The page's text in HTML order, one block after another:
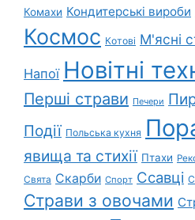
Комахи Кондитерські вироби
Космос Котові М'ясні
Напої Новітні
Перші страви Печери
Події Польська кухня
явища та стихії Птахи
Свята Скарби Спорт Ссавці
Страви з овочами